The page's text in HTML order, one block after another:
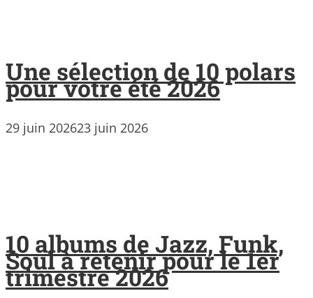
Une sélection de 10 polars
pour votre été 2026
29 juin 202623 juin 2026
10 albums de Jazz, Funk,
Soul à retenir pour le 1er
trimestre 2026